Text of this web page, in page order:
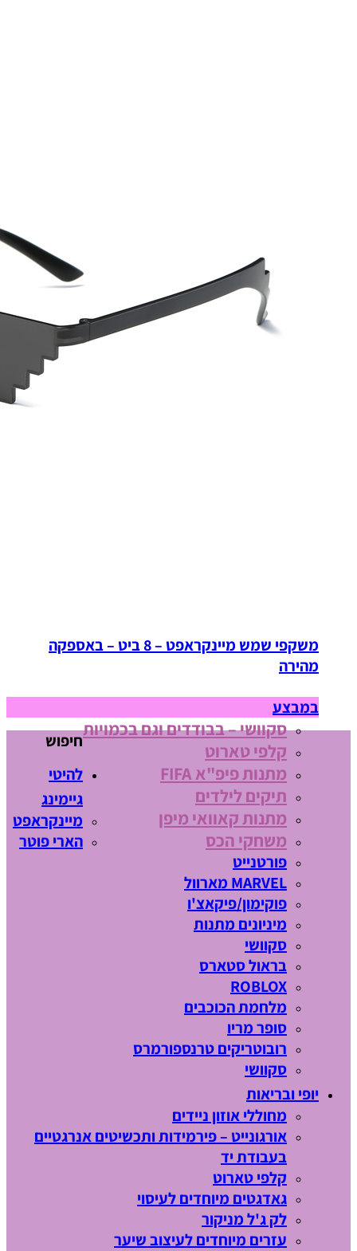
משקפי שמש מיינקראפט – 8 ביט – באספקה
מהירה
במבצע
סקוושי – בבודדים וגם בכמויות
קלפי טארוט
מתנות פיפ"א FIFA
תיקים לילדים
מתנות קאוואי מיפן
משחקי הכס
חיפוש
להיטי
גיימינג
מיינקראפט
הארי פוטר
פורטנייט
MARVEL מארוול
פוקימון/פיקאצ'ו
מיניונים מתנות
סקוושי
בראול סטארס
ROBLOX
מלחמת הכוכבים
סופר מריו
רובוטריקים טרנספורמרס
סקוושי
יופי ובריאות
מחוללי אוזון ניידים
אורגונייט – פירמידות ותכשיטים אנרגטיים
בעבודת יד
קלפי טארוט
גאדגטים מיוחדים לעיסוי
לק ג'ל מניקור
עזרים מיוחדים לעיצוב שיער